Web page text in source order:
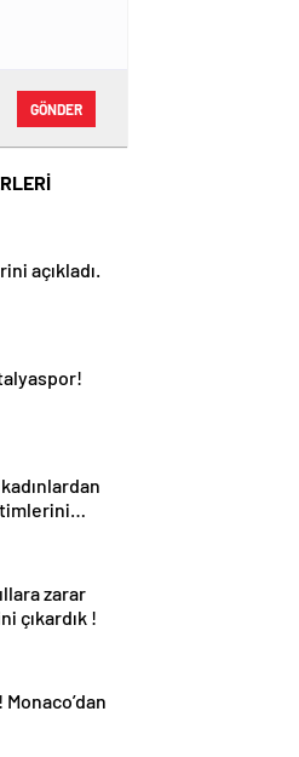
GÖNDER
açıkladı.
zarar
çıkardık !